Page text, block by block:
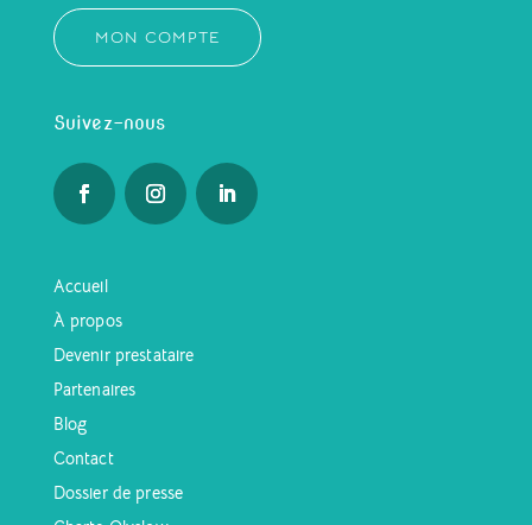
MON COMPTE
Suivez-nous
Accueil
À propos
Devenir prestataire
Partenaires
Blog
Contact
Dossier de presse